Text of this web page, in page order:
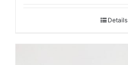
Details